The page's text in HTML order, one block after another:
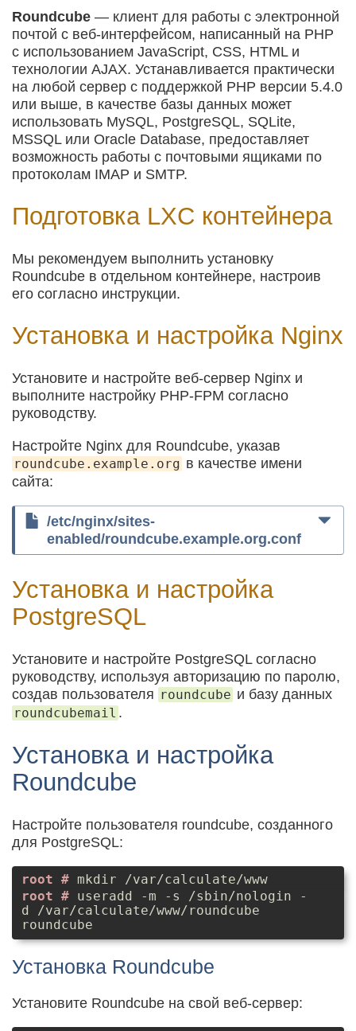
Roundcube — клиент для работы с электронной
почтой с веб-интерфейсом, написанный на PHP
с использованием JavaScript, CSS, HTML и
технологии AJAX. Устанавливается практически
на любой сервер с поддержкой PHP версии 5.4.0
или выше, в качестве базы данных может
использовать MySQL, PostgreSQL, SQLite,
MSSQL или Oracle Database, предоставляет
возможность работы с почтовыми ящиками по
протоколам IMAP и SMTP.
Подготовка LXC контейнера
Мы рекомендуем выполнить установку
Roundcube в отдельном контейнере, настроив
его согласно инструкции.
Установка и настройка Nginx
Установите и настройте веб-сервер Nginx и
выполните настройку PHP-FPM согласно
руководству.
Настройте Nginx для Roundcube, указав
roundcube.example.org в качестве имени
сайта:
/etc/nginx/sites-
enabled/roundcube.example.org.conf
Установка и настройка
PostgreSQL
Установите и настройте PostgreSQL согласно
руководству, используя авторизацию по паролю,
создав пользователя roundcube и базу данных
roundcubemail .
Установка и настройка
Roundcube
Настройте пользователя roundcube, созданного
для PostgreSQL:
mkdir /var/calculate/www
useradd -m -s /sbin/nologin -
d /var/calculate/www/roundcube
roundcube
Установка Roundcube
Установите Roundcube на свой веб-сервер: